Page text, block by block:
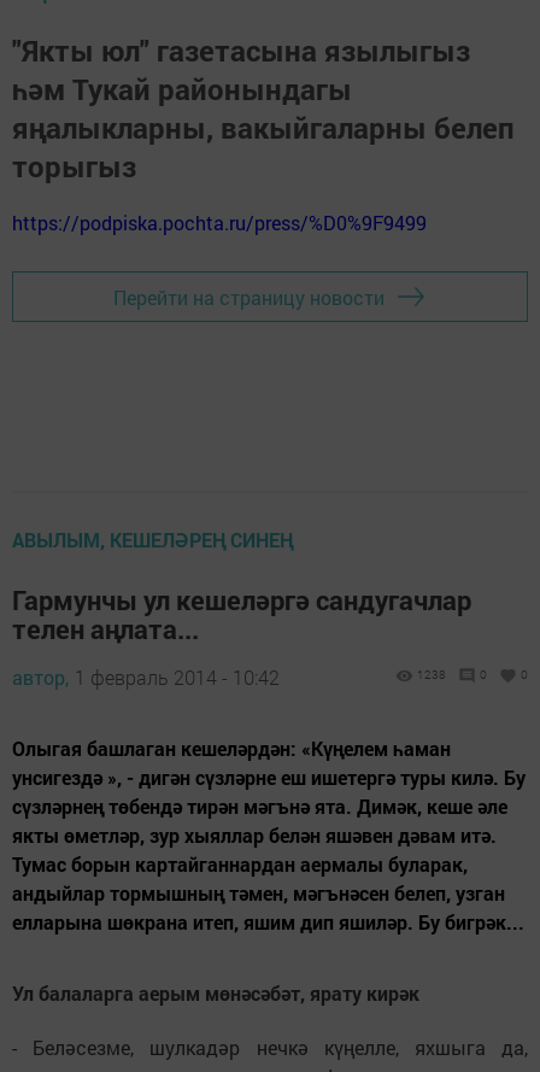
"Якты юл" газетасына язылыгыз
һәм Тукай районындагы
яңалыкларны, вакыйгаларны белеп
торыгыз
https://podpiska.pochta.ru/press/%D0%9F9499
Перейти на страницу новости
АВЫЛЫМ, КЕШЕЛӘРЕҢ СИНЕҢ
Гармунчы ул кешеләргә сандугачлар
телен аңлата...
автор, 1 февраль 2014 - 10:42 1238 0 0
Олыгая башлаган кешеләрдән: «Күңелем һаман
унсигездә », - дигән сүзләрне еш ишетергә туры килә. Бу
сүзләрнең төбендә тирән мәгънә ята. Димәк, кеше әле
якты өметләр, зур хыяллар белән яшәвен дәвам итә.
Тумас борын картайганнардан аермалы буларак,
андыйлар тормышның тәмен, мәгънәсен белеп, узган
елларына шөкрана итеп, яшим дип яшиләр. Бу бигрәк...
Ул балаларга аерым мөнәсәбәт, ярату кирәк
- Беләсезме, шулкадәр нечкә күңелле, яхшыга да,